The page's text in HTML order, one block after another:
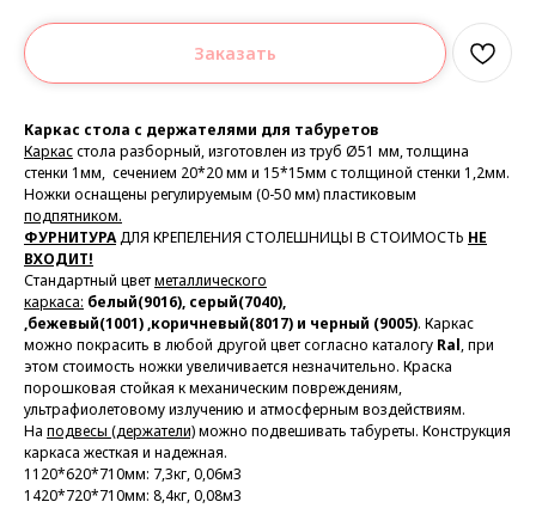
Заказать
Каркас стола с держателями для табуретов
Каркасстола разборный, изготовлен из труб Ø51 мм, толщина
стенки 1мм, сечением 20*20 мм и 15*15мм с толщиной стенки 1,2мм.
Ножки оснащены регулируемым (0-50 мм) пластиковым
подпятником.
ФУРНИТУРАДЛЯ КРЕПЕЛЕНИЯ СТОЛЕШНИЦЫ В СТОИМОСТЬ НЕ
ВХОДИТ!
Стандартный цветметаллического
каркаса: белый(9016), серый(7040),
,бежевый(1001),коричневый(8017) и черный (9005). Каркас
можно покрасить в любой другой цвет согласно каталогу Ral, при
этом стоимость ножки увеличивается незначительно. Краска
порошковая стойкая к механическим повреждениям,
ультрафиолетовому излучению и атмосферным воздействиям.
На подвесы (держатели)можно подвешивать табуреты. Конструкция
каркаса жесткая и надежная.
1120*620*710мм: 7,3кг, 0,06м3
1420*720*710мм: 8,4кг, 0,08м3